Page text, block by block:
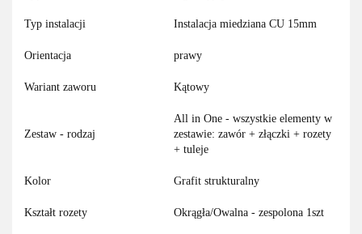
Typ instalacji Instalacja miedziana CU 15mm
Orientacja prawy
Wariant zaworu Kątowy
Zestaw - rodzaj
All in One - wszystkie elementy w
zestawie: zawór + złączki + rozety
+ tuleje
Kolor Grafit strukturalny
Kształt rozety Okrągła/Owalna - zespolona 1szt